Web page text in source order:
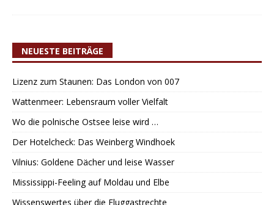
NEUESTE BEITRÄGE
Lizenz zum Staunen: Das London von 007
Wattenmeer: Lebensraum voller Vielfalt
Wo die polnische Ostsee leise wird …
Der Hotelcheck: Das Weinberg Windhoek
Vilnius: Goldene Dächer und leise Wasser
Mississippi-Feeling auf Moldau und Elbe
Wissenswertes über die Fluggastrechte